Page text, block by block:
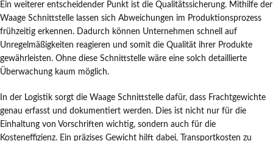
Ein weiterer entscheidender Punkt ist die Qualitätssicherung. Mithilfe der
Waage Schnittstelle lassen sich Abweichungen im Produktionsprozess
frühzeitig erkennen. Dadurch können Unternehmen schnell auf
Unregelmäßigkeiten reagieren und somit die Qualität ihrer Produkte
gewährleisten. Ohne diese Schnittstelle wäre eine solch detaillierte
Überwachung kaum möglich.
In der Logistik sorgt die Waage Schnittstelle dafür, dass Frachtgewichte
genau erfasst und dokumentiert werden. Dies ist nicht nur für die
Einhaltung von Vorschriften wichtig, sondern auch für die
Kosteneffizienz. Ein präzises Gewicht hilft dabei, Transportkosten zu